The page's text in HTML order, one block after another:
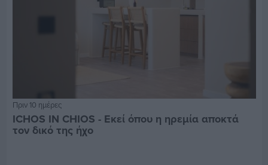
Πριν 10 ημέρες
ICHOS IN CHIOS - Εκεί όπου η ηρεμία αποκτά
τον δικό της ήχο